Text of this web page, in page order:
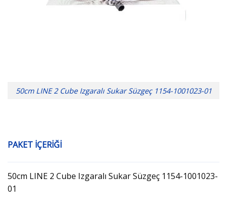
50cm LINE 2 Cube Izgaralı Sukar Süzgeç 1154-1001023-01
PAKET İÇERİĞİ
50cm LINE 2 Cube Izgaralı Sukar Süzgeç 1154-1001023-
01